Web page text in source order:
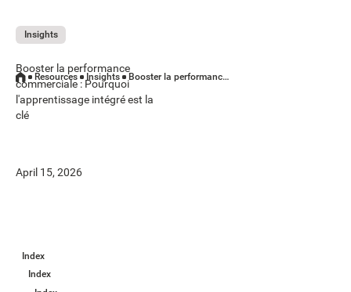
Insights
Booster la performance
commerciale : Pourquoi
l'apprentissage intégré est la
clé
April 15, 2026
Resources Insights Booster la performance commerciale : Pourquoi l'apprentissage intégré est la clé
Index
Index